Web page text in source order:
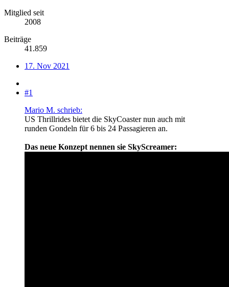
Mitglied seit
2008
Beiträge
41.859
17. Nov 2021
#1
Mario M. schrieb:
US Thrillrides bietet die SkyCoaster nun auch mit
runden Gondeln für 6 bis 24 Passagieren an.
Das neue Konzept nennen sie SkyScreamer: